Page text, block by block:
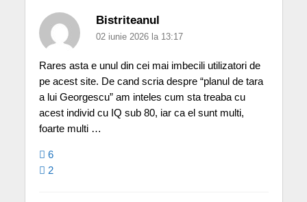
Bistriteanul
02 iunie 2026 la 13:17
Rares asta e unul din cei mai imbecili utilizatori de
pe acest site. De cand scria despre “planul de tara
a lui Georgescu” am inteles cum sta treaba cu
acest individ cu IQ sub 80, iar ca el sunt multi,
foarte multi …
6
2